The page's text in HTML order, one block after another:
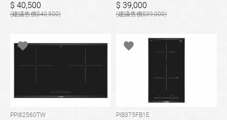
40,500
40,500
39,000
39,000
PPI82560TW PIB375FB1E